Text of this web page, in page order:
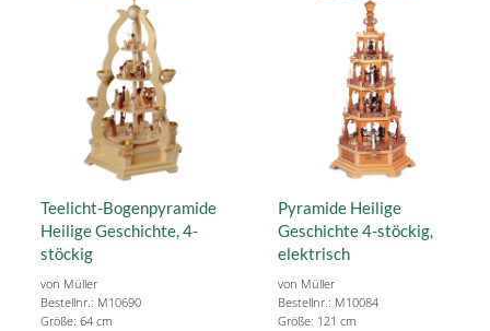
Teelicht-Bogenpyramide
Heilige Geschichte, 4-
stöckig
von Müller
Bestellnr.: M10690
Größe: 64 cm
Pyramide Heilige
Geschichte 4-stöckig,
elektrisch
von Müller
Bestellnr.: M10084
Größe: 121 cm